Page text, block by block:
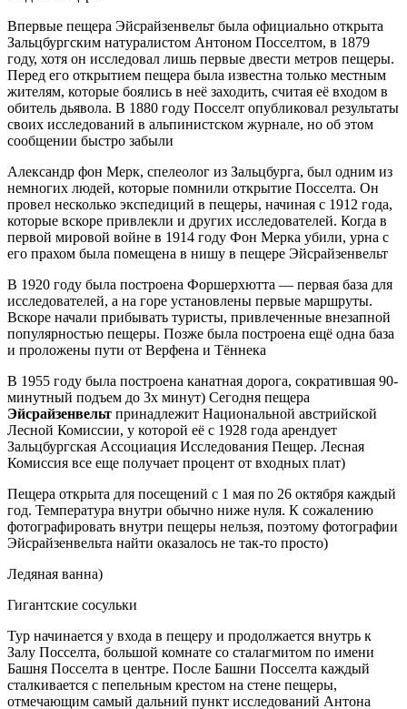
Впервые пещера Эйсрайзенвельт была официально открыта
Зальцбургским натуралистом Антоном Посселтом, в 1879
году, хотя он исследовал лишь первые двести метров пещеры.
Перед его открытием пещера была известна только местным
жителям, которые боялись в неё заходить, считая её входом в
обитель дьявола. В 1880 году Посселт опубликовал результаты
своих исследований в альпинистском журнале, но об этом
сообщении быстро забыли
Александр фон Мерк, спелеолог из Зальцбурга, был одним из
немногих людей, которые помнили открытие Посселта. Он
провел несколько экспедиций в пещеры, начиная с 1912 года,
которые вскоре привлекли и других исследователей. Когда в
первой мировой войне в 1914 году Фон Мерка убили, урна с
его прахом была помещена в нишу в пещере Эйсрайзенвельт
В 1920 году была построена Форшерхютта — первая база для
исследователей, а на горе установлены первые маршруты.
Вскоре начали прибывать туристы, привлеченные внезапной
популярностью пещеры. Позже была построена ещё одна база
и проложены пути от Верфена и Тённека
В 1955 году была построена канатная дорога, сократившая 90-
минутный подъем до 3х минут) Сегодня пещера
Эйсрайзенвельт принадлежит Национальной австрийской
Лесной Комиссии, у которой её с 1928 года арендует
Зальцбургская Ассоциация Исследования Пещер. Лесная
Комиссия все еще получает процент от входных плат)
Пещера открыта для посещений с 1 мая по 26 октября каждый
год. Температура внутри обычно ниже нуля. К сожалению
фотографировать внутри пещеры нельзя, поэтому фотографии
Эйсрайзенвельта найти оказалось не так-то просто)
Ледяная ванна)
Гигантские сосульки
Тур начинается у входа в пещеру и продолжается внутрь к
Залу Посселта, большой комнате со сталагмитом по имени
Башня Посселта в центре. После Башни Посселта каждый
сталкивается с пепельным крестом на стене пещеры,
отмечающим самый дальний пункт исследований Антона